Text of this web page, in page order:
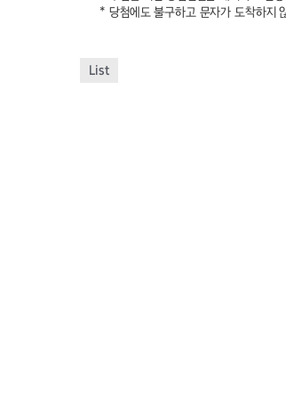
* 당첨에도 불구하고 문자가 도착하지
List